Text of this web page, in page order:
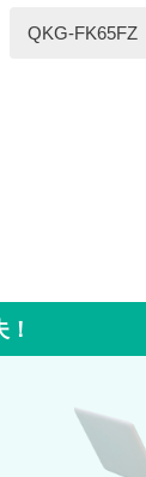
QKG-FK65FZ